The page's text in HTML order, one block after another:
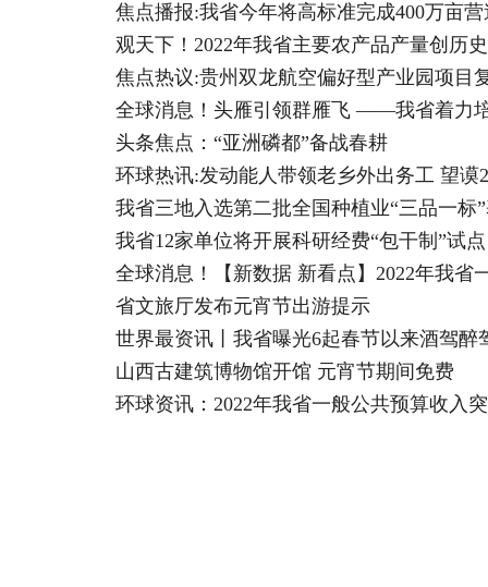
焦点播报:我省今年将高标准完成400万亩
观天下！2022年我省主要农产品产量创历
焦点热议:贵州双龙航空偏好型产业园项目
全球消息！头雁引领群雁飞 ——我省着力
头条焦点：“亚洲磷都”备战春耕
环球热讯:发动能人带领老乡外出务工 望谟
我省三地入选第二批全国种植业“三品一标
我省12家单位将开展科研经费“包干制”试点
全球消息！【新数据 新看点】2022年我省
省文旅厅发布元宵节出游提示
世界最资讯丨我省曝光6起春节以来酒驾醉
山西古建筑博物馆开馆 元宵节期间免费
环球资讯：2022年我省一般公共预算收入